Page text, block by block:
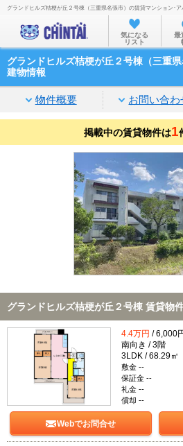
お部屋を探す
沿線・
住所から
家賃相
通勤通
物件特
不動産
TOP
グランドヒルズ桔梗が丘２号棟（三重県名張市）の賃貸マンション･
気になる
リスト
最
グランドヒルズ桔梗が丘２号棟（三重
建物情報
物件概要 お問い合わ
掲載中の賃貸物件は1
グランドヒルズ桔梗が丘２号棟 賃貸物
4.4万円 / 6,000
南向き / 3階
3LDK / 68.29㎡
敷金 --
保証金 --
礼金 --
償却 --
Webでお問合せ